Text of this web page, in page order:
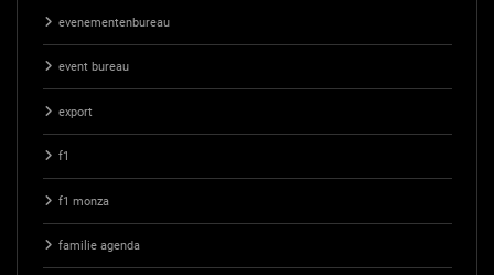
evenementenbureau
event bureau
export
f1
f1 monza
familie agenda